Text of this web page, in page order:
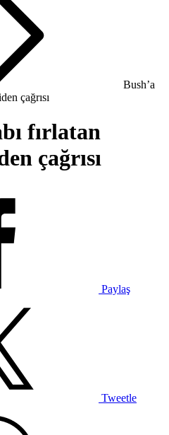
Bush’a
çağrısı
fırlatan
çağrısı
Paylaş
Tweetle